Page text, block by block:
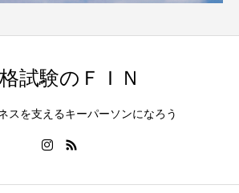
試験のＦＩＮ
スを支えるキーパーソンになろう